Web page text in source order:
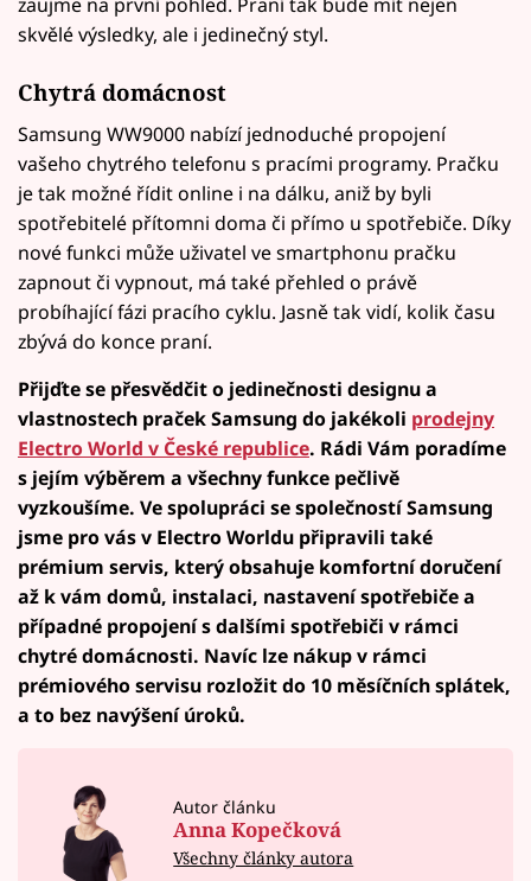
skvělé výsledky, ale i jedinečný styl.
Chytrá domácnost
Samsung WW9000 nabízí jednoduché propojení
vašeho chytrého telefonu s pracími programy. Pračku
je tak možné řídit online i na dálku, aniž by byli
spotřebitelé přítomni doma či přímo u spotřebiče. Díky
nové funkci může uživatel ve smartphonu pračku
zapnout či vypnout, má také přehled o právě
probíhající fázi pracího cyklu. Jasně tak vidí, kolik času
zbývá do konce praní.
Přijďte se přesvědčit o jedinečnosti designu a
vlastnostech praček Samsung do jakékoli prodejny
Electro World v České republice. Rádi Vám poradíme
s jejím výběrem a všechny funkce pečlivě
vyzkoušíme. Ve spolupráci se společností Samsung
jsme pro vás v Electro Worldu připravili také
prémium servis, který obsahuje komfortní doručení
až k vám domů, instalaci, nastavení spotřebiče a
případné propojení s dalšími spotřebiči v rámci
chytré domácnosti. Navíc lze nákup v rámci
prémiového servisu rozložit do 10 měsíčních splátek,
a to bez navýšení úroků.
Autor článku
Anna Kopečková
Všechny články autora